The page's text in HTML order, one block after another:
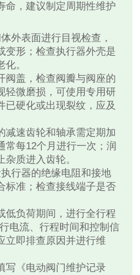
命，建议制定周期性维护
外表面进行目视检查，
变形；检查执行器外壳是
。
阀盖，检查阀瓣与阀座的
轻微磨损，可使用专用研
已硬化或出现裂纹，应及
减速齿轮和轴承需定期加
常每12个月进行一次；润
质进入齿轮。
行器的绝缘电阻和接地
标准；检查接线端子是否
低负荷期间，进行全行程
电流、行程时间和控制信
立即排查原因并进行维
写《电动阀门维护记录